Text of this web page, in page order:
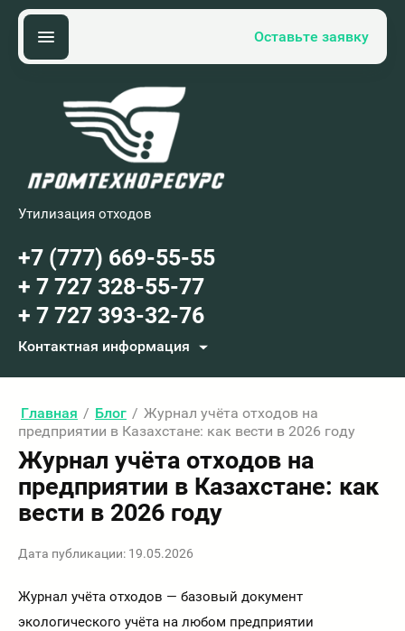
Оставьте заявку
Утилизация отходов
+7 (777) 669-55-55
+ 7 727 328-55-77
+ 7 727 393-32-76
Контактная информация
Главная / Блог / Журнал учёта отходов на
предприятии в Казахстане: как вести в 2026 году
Журнал учёта отходов на
предприятии в Казахстане: как
вести в 2026 году
Дата публикации: 19.05.2026
Журнал учёта отходов — базовый документ
экологического учёта на любом предприятии